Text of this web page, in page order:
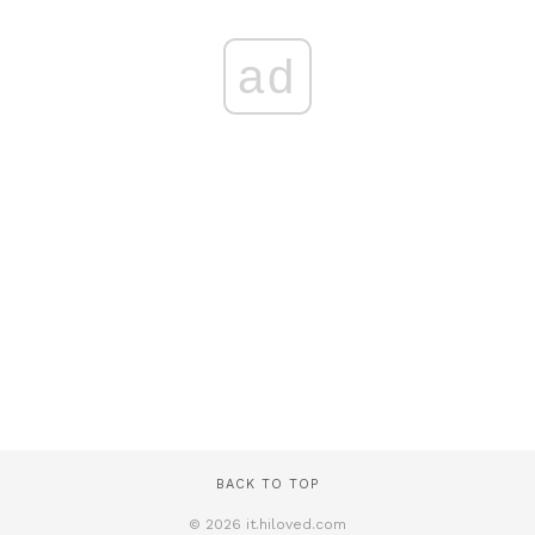
ad
BACK TO TOP
© 2026 it.hiloved.com